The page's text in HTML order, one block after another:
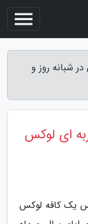
شبانه روز و
ای لوکس
یک کافه لوکس